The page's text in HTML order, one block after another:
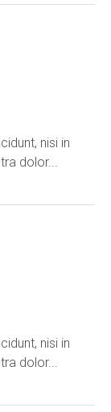
nisi in
dolor...
nisi in
dolor...